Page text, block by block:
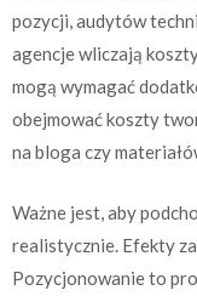
pozycji, audytów
agencje wliczają
mogą wymagać
obejmować koszty
na bloga czy
Ważne jest, aby
realistycznie. Efekty
Pozycjonowanie to